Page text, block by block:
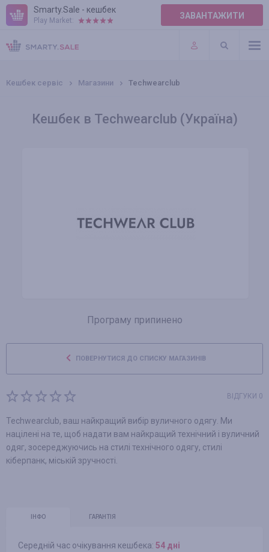
Smarty.Sale - кешбек
Play Market: ЗАВАНТАЖИТИ
ПРАВИЛА
ПЛАГІНИ
Кешбек сервіс Магазини Techwearclub
Кешбек в Techwearclub (Україна)
Програму припинено
ПОВЕРНУТИСЯ ДО СПИСКУ МАГАЗИНІВ
ВІДГУКИ 0
Techwearclub, ваш найкращий вибір вуличного одягу. Ми
націлені на те, щоб надати вам найкращий технічний і вуличний
одяг, зосереджуючись на стилі технічного одягу, стилі
кіберпанк, міській зручності.
ІНФО ГАРАНТІЯ
Середній час очікування кешбека: 54 днi